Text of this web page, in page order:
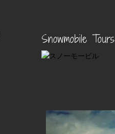
Snowmobile Tours